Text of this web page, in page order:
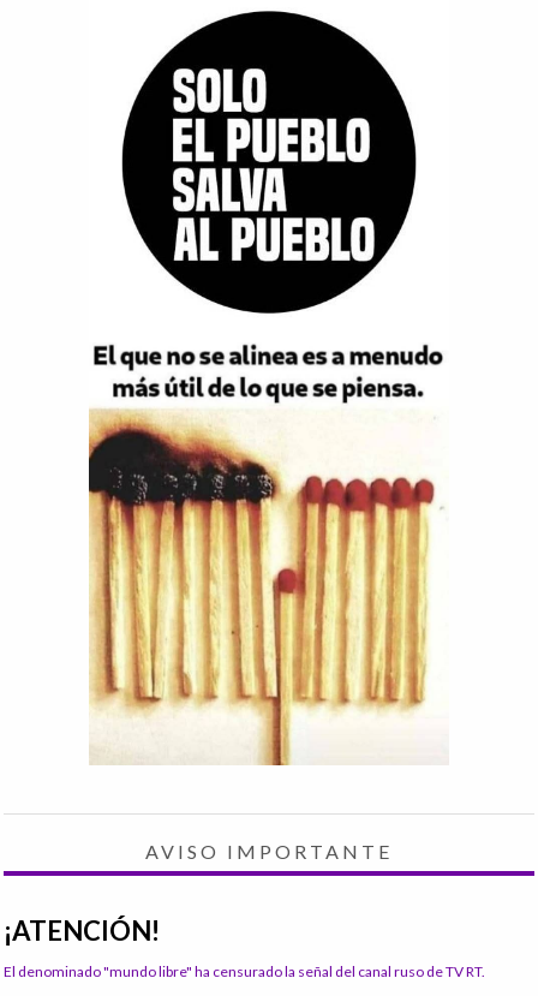
AVISO IMPORTANTE
¡ATENCIÓN!
El denominado "mundo libre" ha censurado la señal del canal ruso de TV RT.